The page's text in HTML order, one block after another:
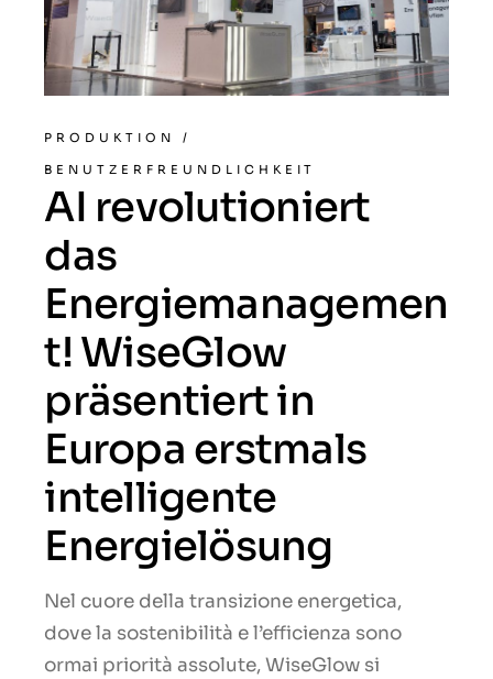
PRODUKTION /
BENUTZERFREUNDLICHKEIT
AI revolutioniert
das
Energiemanagemen
t! WiseGlow
präsentiert in
Europa erstmals
intelligente
Energielösung
Nel cuore della transizione energetica,
dove la sostenibilità e l’efficienza sono
ormai priorità assolute, WiseGlow si